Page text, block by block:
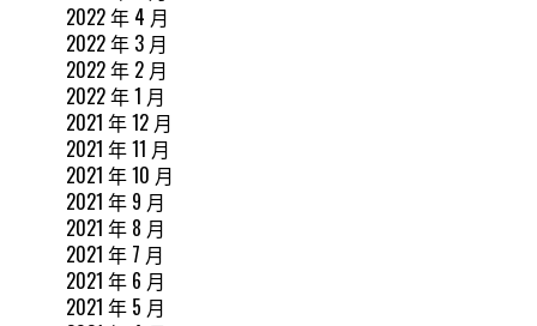
2022 年 4 月
2022 年 3 月
2022 年 2 月
2022 年 1 月
2021 年 12 月
2021 年 11 月
2021 年 10 月
2021 年 9 月
2021 年 8 月
2021 年 7 月
2021 年 6 月
2021 年 5 月